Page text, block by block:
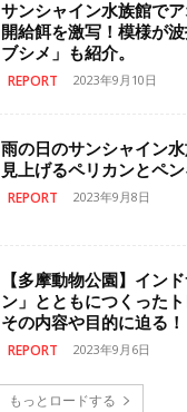
サンシャイン水族館で
開給餌を激写！模様が
ブシメ」も紹介。
REPORT 2023年9月10日
雨の日のサンシャイン
見上げるペリカンとペ
REPORT 2023年9月8日
【多摩動物公園】イン
ン」とともにつくったト
その内容や目的に迫る！
REPORT 2023年9月6日
もっとロードする